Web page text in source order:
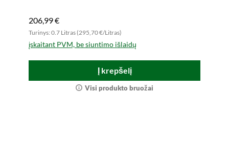
206,99 €
Turinys: 0.7 Litras (295,70 €/Litras)
įskaitant PVM, be siuntimo išlaidų
Į krepšelį
Visi produkto bruožai